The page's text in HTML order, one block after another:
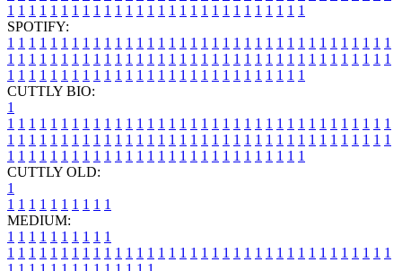
1 1 1 1 1 1 1 1 1 1 1 1 1 1 1 1 1 1 1 1 1 1 1 1 1 1 1 1
SPOTIFY:
1 1 1 1 1 1 1 1 1 1 1 1 1 1 1 1 1 1 1 1 1 1 1 1 1 1 1 1 1 1 1 1 1 1 1 1
1 1 1 1 1 1 1 1 1 1 1 1 1 1 1 1 1 1 1 1 1 1 1 1 1 1 1 1 1 1 1 1 1 1 1 1
1 1 1 1 1 1 1 1 1 1 1 1 1 1 1 1 1 1 1 1 1 1 1 1 1 1 1 1
CUTTLY BIO:
1
1 1 1 1 1 1 1 1 1 1 1 1 1 1 1 1 1 1 1 1 1 1 1 1 1 1 1 1 1 1 1 1 1 1 1 1
1 1 1 1 1 1 1 1 1 1 1 1 1 1 1 1 1 1 1 1 1 1 1 1 1 1 1 1 1 1 1 1 1 1 1 1
1 1 1 1 1 1 1 1 1 1 1 1 1 1 1 1 1 1 1 1 1 1 1 1 1 1 1 1
CUTTLY OLD:
1
1 1 1 1 1 1 1 1 1 1
MEDIUM:
1 1 1 1 1 1 1 1 1 1
1 1 1 1 1 1 1 1 1 1 1 1 1 1 1 1 1 1 1 1 1 1 1 1 1 1 1 1 1 1 1 1 1 1 1 1